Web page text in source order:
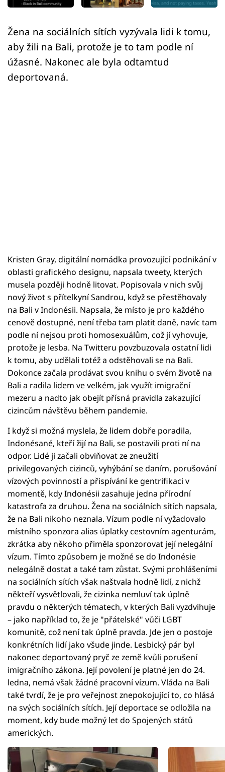
Žena na sociálních sítích vyzývala lidi k tomu,
aby žili na Bali, protože je to tam podle ní
úžasné. Nakonec ale byla odtamtud
deportovaná.
Kristen Gray, digitální nomádka provozující podnikání v
oblasti grafického designu, napsala tweety, kterých
musela později hodně litovat. Popisovala v nich svůj
nový život s přítelkyní Sandrou, když se přestěhovaly
na Bali v Indonésii. Napsala, že místo je pro každého
cenově dostupné, není třeba tam platit daně, navíc tam
podle ní nejsou proti homosexuálům, což jí vyhovuje,
protože je lesba. Na Twitteru povzbuzovala ostatní lidi
k tomu, aby udělali totéž a odstěhovali se na Bali.
Dokonce začala prodávat svou knihu o svém životě na
Bali a radila lidem ve velkém, jak využít imigrační
mezeru a nadto jak obejít přísná pravidla zakazující
cizincům návštěvu během pandemie.
I když si možná myslela, že lidem dobře poradila,
Indonésané, kteří žijí na Bali, se postavili proti ní na
odpor. Lidé ji začali obviňovat ze zneužití
privilegovaných cizinců, vyhýbání se daním, porušování
vízových povinností a přispívání ke gentrifikaci v
momentě, kdy Indonésii zasahuje jedna přírodní
katastrofa za druhou. Žena na sociálních sítích napsala,
že na Bali nikoho neznala. Vízum podle ní vyžadovalo
místního sponzora alias úplatky cestovním agenturám,
zkrátka aby někoho přiměla sponzorovat její nelegální
vízum. Tímto způsobem je možné se do Indonésie
nelegálně dostat a také tam zůstat. Svými prohlášeními
na sociálních sítích však naštvala hodně lidí, z nichž
někteří vysvětlovali, že cizinka nemluví tak úplně
pravdu o některých tématech, v kterých Bali vyzdvihuje
– jako například to, že je "přátelské" vůči LGBT
komunitě, což není tak úplně pravda. Jde jen o postoje
konkrétních lidí jako všude jinde. Lesbický pár byl
nakonec deportovaný pryč ze země kvůli porušení
imigračního zákona. Její povolení je platné jen do 24.
ledna, nemá však žádné pracovní vízum. Vláda na Bali
také tvrdí, že je pro veřejnost znepokojující to, co hlásá
na svých sociálních sítích. Její deportace se odložila na
moment, kdy bude možný let do Spojených států
amerických.